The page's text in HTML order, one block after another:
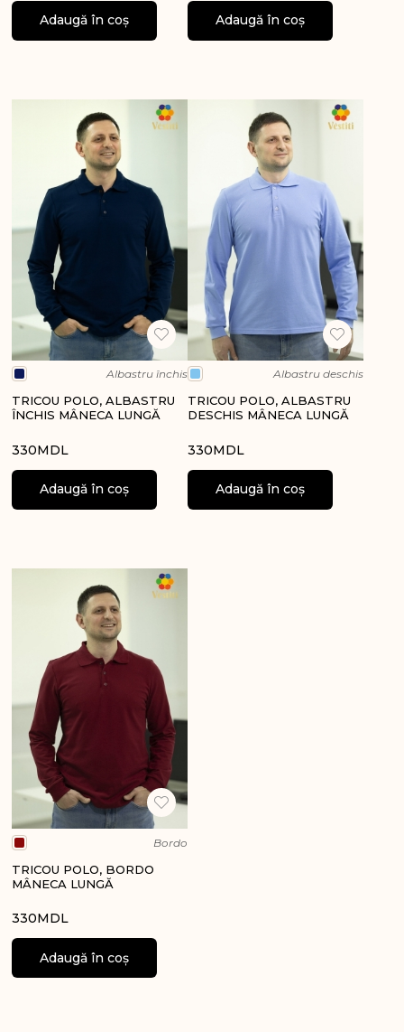
Adaugă în coș Adaugă în coș
Albastru închis
TRICOU POLO, ALBASTRU
ÎNCHIS MÂNECA LUNGĂ
330MDL
Adaugă în coș
Albastru deschis
TRICOU POLO, ALBASTRU
DESCHIS MÂNECA LUNGĂ
330MDL
Adaugă în coș
Bordo
TRICOU POLO, BORDO
MÂNECA LUNGĂ
330MDL
Adaugă în coș